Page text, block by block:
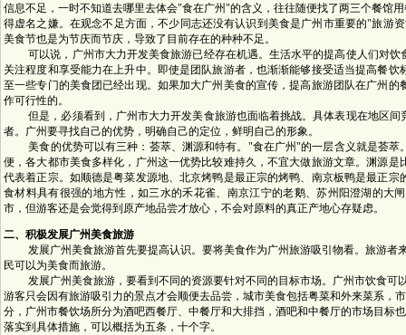
信息不足，一时不知道去哪里去体会"食在广州"的含义，往往随便找了两三个餐馆
得虚名之嫌。在观念不足方面，不少同志还没有认识到美食是广州市重要的"旅游
美食节也是为节庆而节庆，导致了目前存在的种种不足。
可以说，广州市大力开发美食旅游已经存在机遇。生活水平的提高使人们对饮
关注程度和享受能力在上升中。即使是团队旅游者，也渐渐能够接受适当提高餐
至一些专门的美食团已经出现。如果加大广州美食的宣传，提高旅游团队在广州
作可行性的。
但是，必须看到，广州市大力开发美食旅游也面临着挑战。具体表现在地区间
者。广州要寻找自己的优势，明确自己的定位，鲜明自己的形象。
美食的优势可以有三种：荟萃、渊源和特有。"食在广州"的一层含义就是荟萃
便，各大都市美食多样化，广州这一优势比较难持久，不宜大做旅游文章。渊源
代表着正宗。如顺德是粤菜发源地、北京烤鸭是最正宗的烤鸭、南京板鸭是最正
食材料具有很强的地方性，如三水的禾花雀、南京江宁的老鹅、苏州阳澄湖的大
市，但游客还是会觉得到原产地品尝才放心，不会对原料的真正产地心存疑虑。
二、积极发展广州美食旅游
发展广州美食旅游首先要提高认识。要将美食作为广州旅游吸引物看。旅游者
民可以为美食而旅游。
发展广州美食旅游，要看到不同的资源要针对不同的目标市场。广州市饮食可
游客只会因有旅游吸引力的景点才会顺便去品尝，城市美食包括粤菜和外来菜系，
分，广州市餐饮场所分为酒吧西餐厅、中餐厅和大排挡，酒吧和中餐厅的市场目标
落实到具体措施，可以概括为五条，十个字。